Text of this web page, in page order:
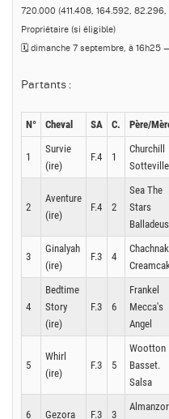
720.000 (411.408, 164.592,
Propriétaire (si éligible)
🗓️ dimanche 7 septembre, à 16h25
Partants :
N° Cheval SA C. Père/
1
Survie
(ire)
F.4 1
Churchill
Sotteville
2
Aventure
(ire)
F.4 2
Sea The
Stars
3
Ginalyah
(ire)
F.3 4
Chachnak
4
Bedtime
Story
(ire)
F.3 6
Frankel
Mecca's
Angel
5
Whirl
(ire)
F.3 5
Wootton
Basset.
Salsa
6 Gezora F.3 3
Almanzor